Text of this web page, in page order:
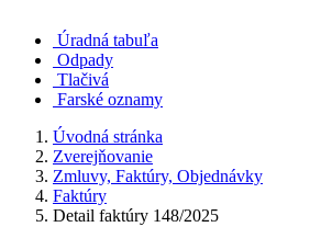
Úradná tabuľa
Odpady
Tlačivá
Farské oznamy
Úvodná stránka
Zverejňovanie
Zmluvy, Faktúry, Objednávky
Faktúry
Detail faktúry 148/2025